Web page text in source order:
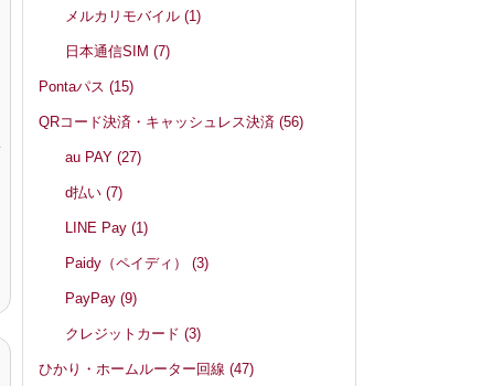
メルカリモバイル(1)
日本通信SIM(7)
Pontaパス (15)
QRコード決済・キャッシュレス決済 (56)
au PAY(27)
d払い(7)
LINE Pay(1)
Paidy（ペイディ）(3)
PayPay(9)
クレジットカード(3)
ひかり・ホームルーター回線 (47)